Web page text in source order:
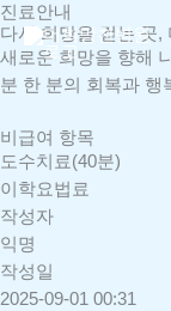
콘
텐
츠
로
너
진료안내
다시 희망을 걷는 곳,
새로운 희망을 향해
분 한 분의 회복과 행
비급여 항목
도수치료(40분)
이학요법료
작성자
익명
작성일
2025-09-01 00:31